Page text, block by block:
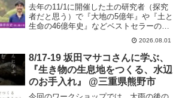
去年の11/1に開催した土の研究者（探究
者だと思う）で『大地の5億年』や『土と
生命の46億年史』などベストセラーの著
者藤井一至さんとの対談のアーカイブが
販売開始（1000円）されたそうです。コ
メンテーターは藤原辰史さん、コーディ
ネーターは松田法子さんという贅沢な時
間でした。
2026.08.01
8/17-19 坂田マサコさんに学ぶ、
『生き物の生息地をつくる、水辺
のお手入れ』 @三重県熊野市